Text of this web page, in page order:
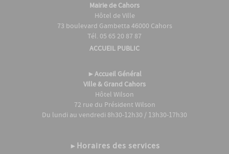
Mairie de Cahors
Hôtel de Ville
73 boulevard Gambetta 46000 Cahors
Tél. 05 65 20 87 87
ACCUEIL PUBLIC
►Accueil Général
Ville & Grand Cahors
Hôtel Wilson
72 rue du Président Wilson
Du lundi au vendredi 8h30-12h30 / 13h30-17h30
► Horaires des services